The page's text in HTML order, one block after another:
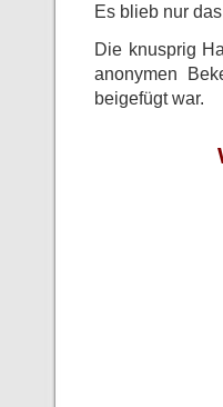
Es blieb nur
Die knusprig
anonymen
beigefügt war.